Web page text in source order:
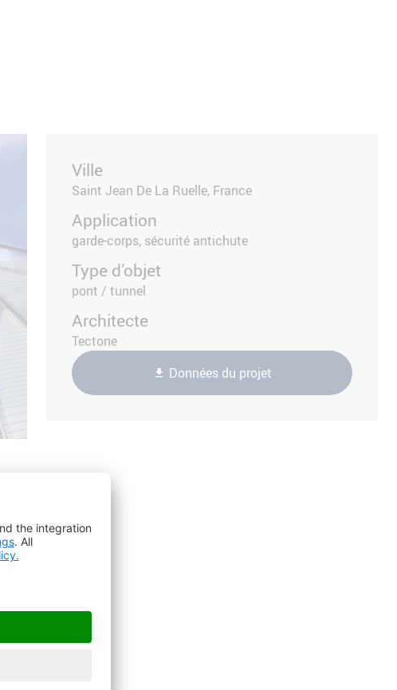
Ville
Saint Jean De La Ruelle, France
Application
garde-corps, sécurité antichute
Type d’objet
pont / tunnel
Architecte
Tectone
Données du projet